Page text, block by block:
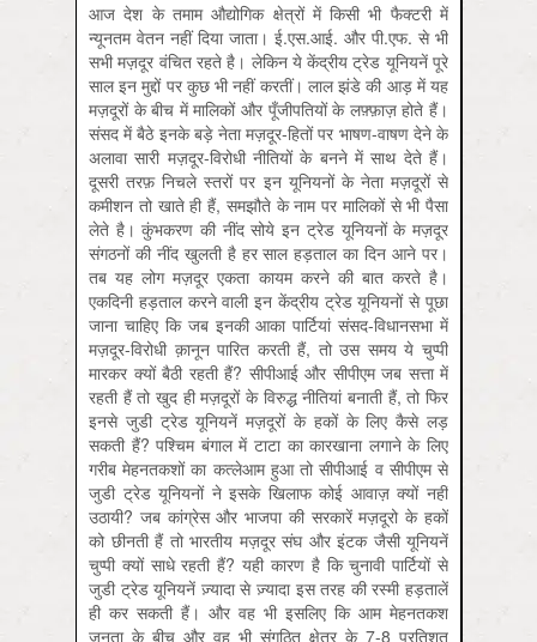
आज देश के तमाम औद्योगिक क्षेत्रों में किसी भी फैक्टरी में
न्यूनतम वेतन नहीं दिया जाता। ई.एस.आई. और पी.एफ. से भी
सभी मज़दूर वंचित रहते है। लेकिन ये केंद्रीय ट्रेड यूनियनें पूरे
साल इन मुद्दों पर कुछ भी नहीं करतीं। लाल झंडे की आड़ में यह
मज़दूरों के बीच में मालिकों और पूँजीपतियों के लफ़्फ़ाज़ होते हैं।
संसद में बैठे इनके बड़े नेता मज़दूर-हितों पर भाषण-वाषण देने के
अलावा सारी मज़दूर-विरोधी नीतियों के बनने में साथ देते हैं।
दूसरी तरफ़ निचले स्‍तरों पर इन यूनियनों के नेता मज़दूरों से
कमीशन तो खाते ही हैं, समझौते के नाम पर मालिकों से भी पैसा
लेते है। कुंभकरण की नींद सोये इन ट्रेड यूनियनों के मज़दूर
संगठनों की नींद खुलती है हर साल हड़ताल का दिन आने पर।
तब यह लोग मज़दूर एकता कायम करने की बात करते है।
एकदिनी हड़ताल करने वाली इन केंद्रीय ट्रेड यूनियनों से पूछा
जाना चाहिए कि जब इनकी आका पार्टियां संसद-विधानसभा में
मज़दूर-विरोधी क़ानून पारित करती हैं, तो उस समय ये चुप्पी
मारकर क्यों बैठी रहती हैं? सीपीआई और सीपीएम जब सत्ता में
रहती हैं तो खुद ही मज़दूरों के विरुद्ध नीतियां बनाती हैं, तो फिर
इनसे जुडी ट्रेड यूनियनें मज़दूरों के हकों के लिए कैसे लड़
सकती हैं? पश्चिम बंगाल में टाटा का कारखाना लगाने के लिए
गरीब मेहनतकशों का कत्लेआम हुआ तो सीपीआई व सीपीएम से
जुडी ट्रेड यूनियनों ने इसके खिलाफ कोई आवाज़ क्यों नहीं
उठायी? जब कांग्रेस और भाजपा की सरकारें मज़दूरो के हकों
को छीनती हैं तो भारतीय मज़दूर संघ और इंटक जैसी यूनियनें
चुप्पी क्यों साधे रहती हैं? यही कारण है कि चुनावी पार्टियों से
जुडी ट्रेड यूनियनें ज़्यादा से ज़्यादा इस तरह की रस्मी हड़तालें
ही कर सकती हैं। और वह भी इसलिए कि आम मेहनतकश
जनता के बीच और वह भी संगठित क्षेत्र के 7-8 प्रतिशत